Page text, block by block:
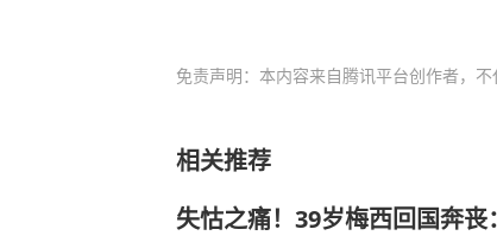
免责声明：本内容来自腾讯平台创作者，
相关推荐
失怙之痛！39岁梅西回国奔